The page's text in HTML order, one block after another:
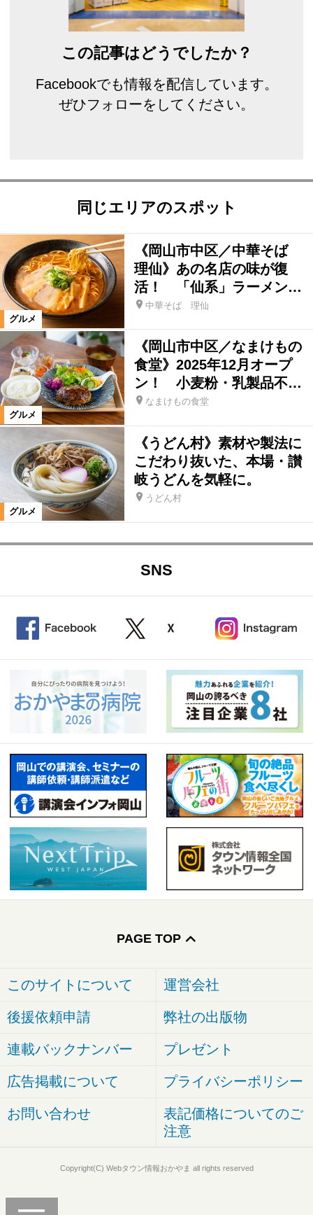
この記事はどうでしたか？
Facebookでも情報を配信しています。
ぜひフォローをしてください。
同じエリアのスポット
グルメ
《岡山市中区／中華そば
理仙》あの名店の味が復
活！ 「仙系」ラーメン…
中華そば 理仙
グルメ
《岡山市中区／なまけもの
食堂》2025年12月オープ
ン！ 小麦粉・乳製品不…
なまけもの食堂
グルメ
《うどん村》素材や製法に
こだわり抜いた、本場・讃
岐うどんを気軽に。
うどん村
SNS
PAGE TOP
このサイトについて 運営会社
後援依頼申請 弊社の出版物
連載バックナンバー プレゼント
広告掲載について プライバシーポリシー
お問い合わせ
表記価格についてのご
注意
Copyright(C) Webタウン情報おかやま all rights reserved